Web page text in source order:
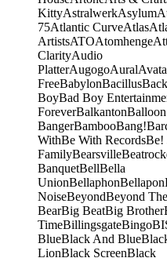
KittyAstralwerkAsylum
75Atlantic CurveAtlas
ArtistsATOAtomhenge
ClarityAudio
PlatterAugogoAural
FreeBabylonBacillus
BoyBad Boy
ForeverBalkantonBalloon
BangerBambooBang!
WithBe With RecordsBe!
FamilyBearsville
BanquetBellBella
UnionBellaphonBellapon
NoiseBeyondBeyond
BearBig BeatBig Brother
TimeBillingsgateBingo
BlueBlack And Blue
LionBlack ScreenBlack